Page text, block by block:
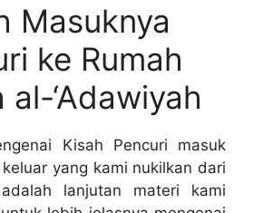
Masuknya
ke Rumah
al-‘Adawiyah
Kisah Pencuri masuk
yang kami nukilkan dari
lanjutan materi kami